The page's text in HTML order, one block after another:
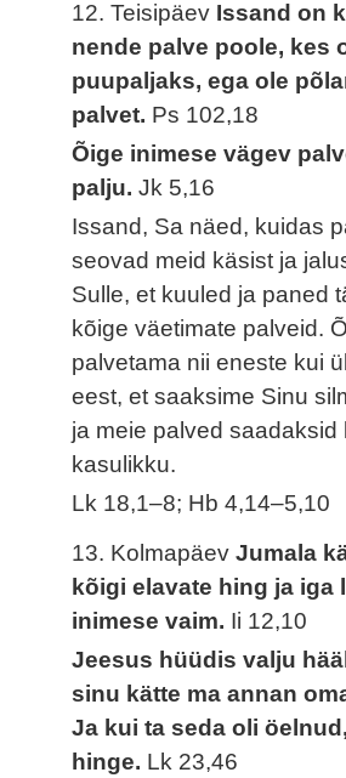
12. Teisipäev Issand on
nende palve poole, kes
puupaljaks, ega ole
palvet. Ps 102,18
Õige inimese vägev
palju.Jk 5,16
Issand, Sa näed, kuidas
seovad meid käsist ja
Sulle, et kuuled ja paned
kõige väetimate palveid.
palvetama nii eneste kui
eest, et saaksime Sinu
ja meie palved saadaksid
kasulikku.
Lk 18,1–8; Hb 4,14–5,10
13. KolmapäevJumala
kõigi elavate hing ja iga
inimese vaim. Ii 12,10
Jeesus hüüdis valju
sinu kätte ma annan
Ja kui ta seda oli
hinge. Lk 23,46